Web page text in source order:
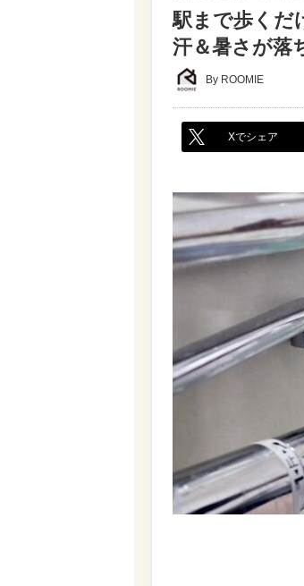
駅まで歩くだ
汗＆暑さが落
By ROOMIE
Xでシェア